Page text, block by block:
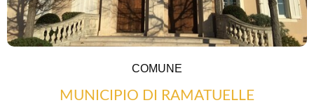
COMUNE
MUNICIPIO DI RAMATUELLE